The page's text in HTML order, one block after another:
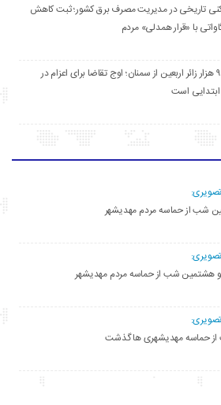
تاریخی در مدیریت مصرف برق کشور؛ ثبت کاهش
ثبت‌نام ۹ هزار زائر اربعین از سمنان؛ اوج تقاضا برای اعزام در
است
شب از حماسه مردم مهدیشهر
شب از حماسه مردم مهدیشهر